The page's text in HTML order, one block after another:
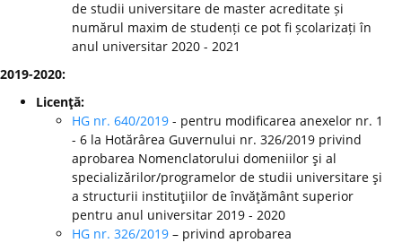
de studii universitare de master acreditate și
numărul maxim de studenți ce pot fi școlarizați în
anul universitar 2020 - 2021
2019-2020:
Licenţă:
HG nr. 640/2019 - pentru modificarea anexelor nr. 1
- 6 la Hotărârea Guvernului nr. 326/2019 privind
aprobarea Nomenclatorului domeniilor şi al
specializărilor/programelor de studii universitare şi
a structurii instituţiilor de învăţământ superior
pentru anul universitar 2019 - 2020
HG nr. 326/2019 – privind aprobarea